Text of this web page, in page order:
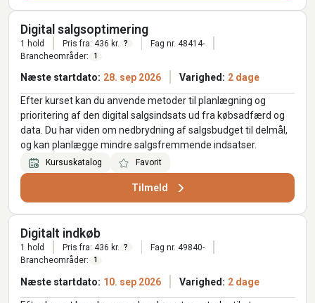
Digital salgsoptimering
1 hold Pris fra: 436 kr. ?
Fag nr. 48414-
Brancheområder:
1
Næste startdato: 28. sep 2026 Varighed: 2 dage
Efter kurset kan du anvende metoder til planlægning og
prioritering af den digital salgsindsats ud fra købsadfærd og
data. Du har viden om nedbrydning af salgsbudget til delmål,
og kan planlægge mindre salgsfremmende indsatser.
Kursuskatalog Favorit
Tilmeld
Digitalt indkøb
1 hold Pris fra: 436 kr. ?
Fag nr. 49840-
Brancheområder:
1
Næste startdato: 10. sep 2026 Varighed: 2 dage